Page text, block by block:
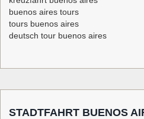
buenos aires tours
tours buenos aires
deutsch tour buenos aires
STADTFAHRT BUENOS